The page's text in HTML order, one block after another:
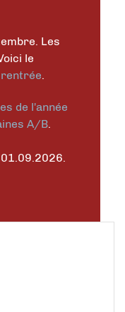
Les
le
rentrée.
de l'année
A/B.